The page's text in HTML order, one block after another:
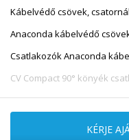
Kábelvédő csövek,
Anaconda kábelvédő
Csatlakozók Anaconda
CV Compact 90° könyék
KÉRJE